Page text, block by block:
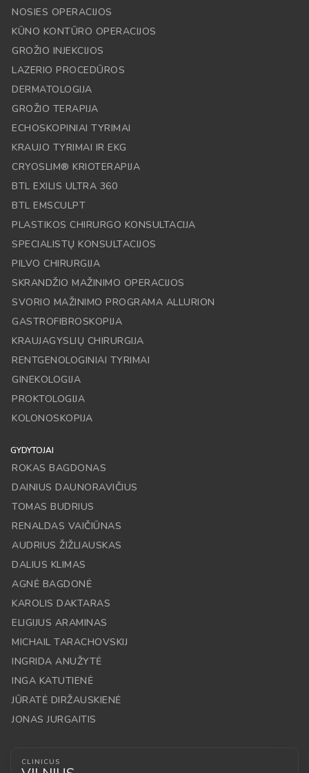
NOSIES OPERACIJOS
KŪNO KONTŪRO OPERACIJOS
GROŽIO INJEKCIJOS
LAZERIO PROCEDŪROS
DERMATOLOGIJA
GROŽIO TERAPIJA
ECHOSKOPINIAI TYRIMAI
KRAUJO TYRIMAI IR EKG
CRYOSLIM® KRIOTERAPIJA
BTL EXILIS ULTRA 360
BTL EMSCULPT
PLASTIKOS CHIRURGO KONSULTACIJA
SPECIALISTŲ KONSULTACIJOS
PILVO CHIRURGIJA
SKRANDŽIO MAŽINIMO OPERACIJOS
SVORIO MAŽINIMO PROGRAMA ALLURION
GASTROFIBROSKOPIJA
KRAUJAGYSLIŲ CHIRURGIJA
RENTGENOLOGINIAI TYRIMAI
GINEKOLOGIJA
PROKTOLOGIJA
KOLONOSKOPIJA
GYDYTOJAI
ROKAS BAGDONAS
DAINIUS DAUNORAVIČIUS
TOMAS BUDRIUS
RENALDAS VAIČIŪNAS
AUDRIUS ŽIŽLIAUSKAS
DALIUS KLIMAS
AGNĖ BAGDONĖ
KAROLIS DAKTARAS
ELIGIJUS ARAMINAS
MICHAIL TARACHOVSKIJ
INGRIDA ANUŽYTĖ
INGA KATUTIENĖ
JŪRATĖ DIRŽAUSKIENĖ
JONAS JURGAITIS
CLINICUS